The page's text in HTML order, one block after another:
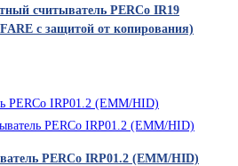
считыватель PERCo IR19
с защитой от копирования)
PERCo IRP01.2 (EMM/HID)